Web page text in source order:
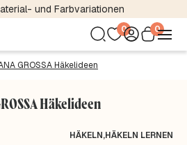
und Farbvariationen
0 0
GROSSA Häkelideen
Häkelideen
HÄKELN,HÄKELN LERNEN